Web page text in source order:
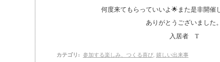
何度来てもらっていいよ🌟また是非開催
ありがとうございました
入居者 T
カテゴリ : 参加する楽しみ、つくる喜び, 嬉しい出来事